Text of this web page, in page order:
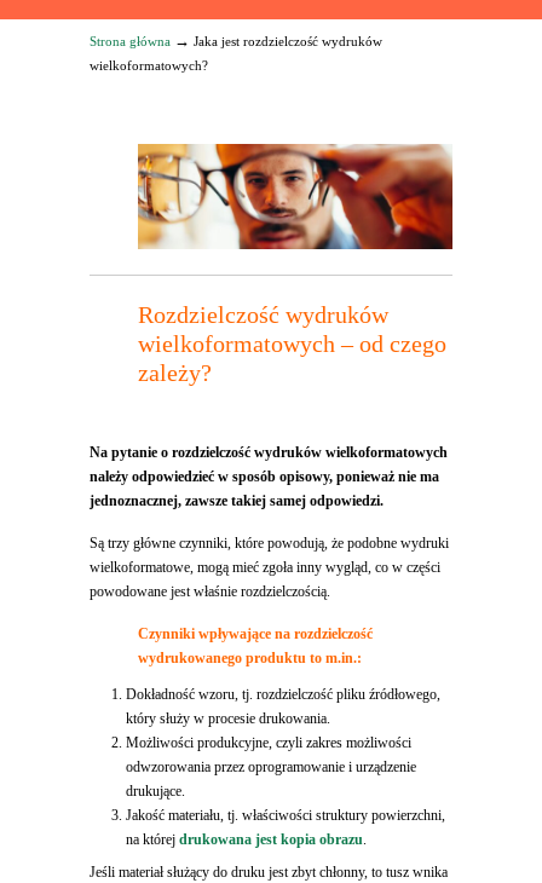
Strona główna → Jaka jest rozdzielczość wydruków
wielkoformatowych?
Rozdzielczość wydruków
wielkoformatowych – od czego
zależy?
Na pytanie o rozdzielczość wydruków wielkoformatowych
należy odpowiedzieć w sposób opisowy, ponieważ nie ma
jednoznacznej, zawsze takiej samej odpowiedzi.
Są trzy główne czynniki, które powodują, że podobne wydruki
wielkoformatowe, mogą mieć zgoła inny wygląd, co w części
powodowane jest właśnie rozdzielczością.
Czynniki wpływające na rozdzielczość
wydrukowanego produktu to m.in.:
Dokładność wzoru, tj. rozdzielczość pliku źródłowego,
który służy w procesie drukowania.
Możliwości produkcyjne, czyli zakres możliwości
odwzorowania przez oprogramowanie i urządzenie
drukujące.
Jakość materiału, tj. właściwości struktury powierzchni,
na której drukowana jest kopia obrazu
Jeśli materiał służący do druku jest zbyt chłonny, to tusz wnika